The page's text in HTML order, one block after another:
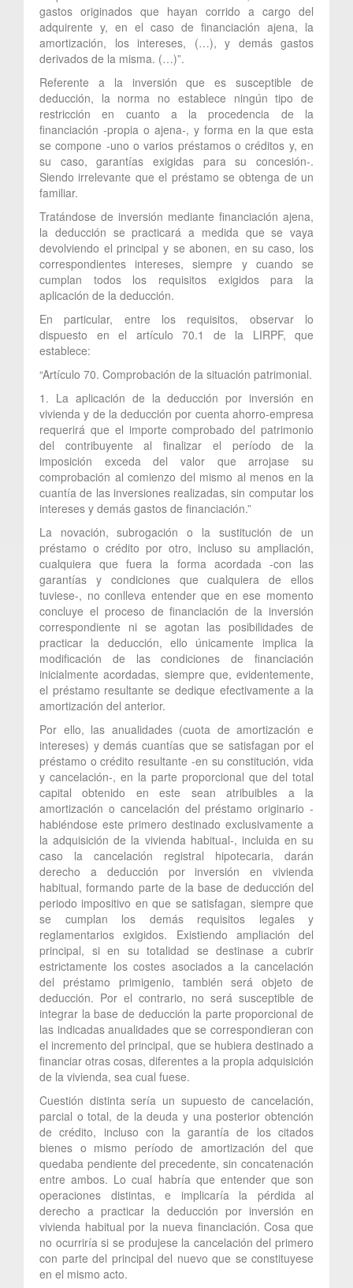
gastos originados que hayan corrido a cargo del
adquirente y, en el caso de financiación ajena, la
amortización, los intereses, (…), y demás gastos
derivados de la misma. (…)”.
Referente a la inversión que es susceptible de
deducción, la norma no establece ningún tipo de
restricción en cuanto a la procedencia de la
financiación -propia o ajena-, y forma en la que esta
se compone -uno o varios préstamos o créditos y, en
su caso, garantías exigidas para su concesión-.
Siendo irrelevante que el préstamo se obtenga de un
familiar.
Tratándose de inversión mediante financiación ajena,
la deducción se practicará a medida que se vaya
devolviendo el principal y se abonen, en su caso, los
correspondientes intereses, siempre y cuando se
cumplan todos los requisitos exigidos para la
aplicación de la deducción.
En particular, entre los requisitos, observar lo
dispuesto en el artículo 70.1 de la LIRPF, que
establece:
“Artículo 70. Comprobación de la situación patrimonial.
1. La aplicación de la deducción por inversión en
vivienda y de la deducción por cuenta ahorro-empresa
requerirá que el importe comprobado del patrimonio
del contribuyente al finalizar el período de la
imposición exceda del valor que arrojase su
comprobación al comienzo del mismo al menos en la
cuantía de las inversiones realizadas, sin computar los
intereses y demás gastos de financiación.”
La novación, subrogación o la sustitución de un
préstamo o crédito por otro, incluso su ampliación,
cualquiera que fuera la forma acordada -con las
garantías y condiciones que cualquiera de ellos
tuviese-, no conlleva entender que en ese momento
concluye el proceso de financiación de la inversión
correspondiente ni se agotan las posibilidades de
practicar la deducción, ello únicamente implica la
modificación de las condiciones de financiación
inicialmente acordadas, siempre que, evidentemente,
el préstamo resultante se dedique efectivamente a la
amortización del anterior.
Por ello, las anualidades (cuota de amortización e
intereses) y demás cuantías que se satisfagan por el
préstamo o crédito resultante -en su constitución, vida
y cancelación-, en la parte proporcional que del total
capital obtenido en este sean atribuibles a la
amortización o cancelación del préstamo originario -
habiéndose este primero destinado exclusivamente a
la adquisición de la vivienda habitual-, incluida en su
caso la cancelación registral hipotecaria, darán
derecho a deducción por inversión en vivienda
habitual, formando parte de la base de deducción del
periodo impositivo en que se satisfagan, siempre que
se cumplan los demás requisitos legales y
reglamentarios exigidos. Existiendo ampliación del
principal, si en su totalidad se destinase a cubrir
estrictamente los costes asociados a la cancelación
del préstamo primigenio, también será objeto de
deducción. Por el contrario, no será susceptible de
integrar la base de deducción la parte proporcional de
las indicadas anualidades que se correspondieran con
el incremento del principal, que se hubiera destinado a
financiar otras cosas, diferentes a la propia adquisición
de la vivienda, sea cual fuese.
Cuestión distinta sería un supuesto de cancelación,
parcial o total, de la deuda y una posterior obtención
de crédito, incluso con la garantía de los citados
bienes o mismo período de amortización del que
quedaba pendiente del precedente, sin concatenación
entre ambos. Lo cual habría que entender que son
operaciones distintas, e implicaría la pérdida al
derecho a practicar la deducción por inversión en
vivienda habitual por la nueva financiación. Cosa que
no ocurriría si se produjese la cancelación del primero
con parte del principal del nuevo que se constituyese
en el mismo acto.